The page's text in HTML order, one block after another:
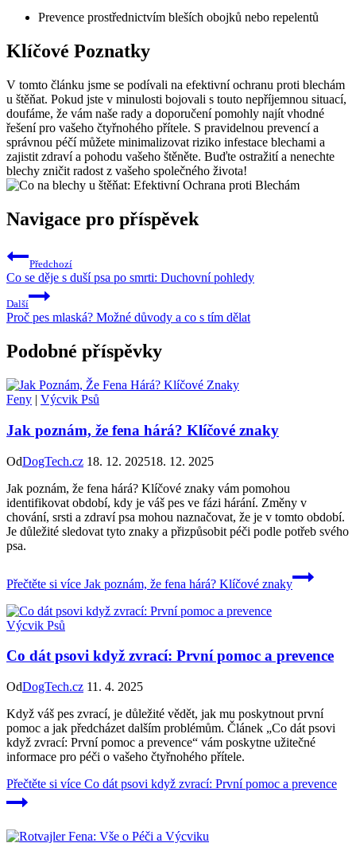
Prevence prostřednictvím bleších obojků nebo repelentů
Klíčové Poznatky
V tomto článku jsme se podívali na efektivní ochranu proti blechám
u štěňat. Pokud jste v minulosti bojovali s touto nepříjemnou situací,
doufáme, že vám naše rady a doporučení pomohly najít vhodné
řešení pro vašeho čtyřnohého přítele. S pravidelnou prevencí a
správnou péčí můžete minimalizovat riziko infestace blechami a
zajistit zdraví a pohodu vašeho štěněte. Buďte ostražití a nenechte
blechy zničit radost z vašeho společného života!
Navigace pro příspěvek
Předchozí
Co se děje s duší psa po smrti: Duchovní pohledy
Další
Proč pes mlaská? Možné důvody a co s tím dělat
Podobné příspěvky
Feny | Výcvik Psů
Jak poznám, že fena hárá? Klíčové znaky
OdDogTech.cz 18. 12. 202518. 12. 2025
Jak poznám, že fena hárá? Klíčové znaky vám pomohou
identifikovat období, kdy je váš pes ve fázi hárání. Změny v
chování, srsti a zdraví psa mohou naznačovat, že je v tomto období.
Je důležité sledovat tyto znaky a přizpůsobit péči podle potřeb svého
psa.
Přečtěte si více Jak poznám, že fena hárá? Klíčové znaky
Výcvik Psů
Co dát psovi když zvrací: První pomoc a prevence
OdDogTech.cz 11. 4. 2025
Když váš pes zvrací, je důležité vědět, jak mu poskytnout první
pomoc a jak předcházet dalším problémům. Článek „Co dát psovi
když zvrací: První pomoc a prevence“ vám poskytne užitečné
informace pro péči o vašeho čtyřnohého přítele.
Přečtěte si více Co dát psovi když zvrací: První pomoc a prevence